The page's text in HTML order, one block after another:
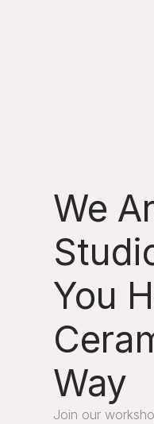
We
You
Way
Join our